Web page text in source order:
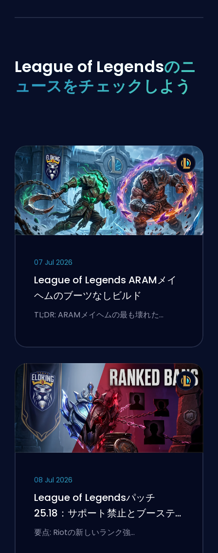
League of Legendsのニ
ュースをチェックしよう
07 Jul 2026
League of Legends ARAMメイ
ヘムのブーツなしビルド
TL;DR: ARAMメイヘムの最も壊れた…
08 Jul 2026
League of Legendsパッチ
25.18：サポート禁止とブーステ
ィングのフラグ
要点: Riotの新しいランク強…